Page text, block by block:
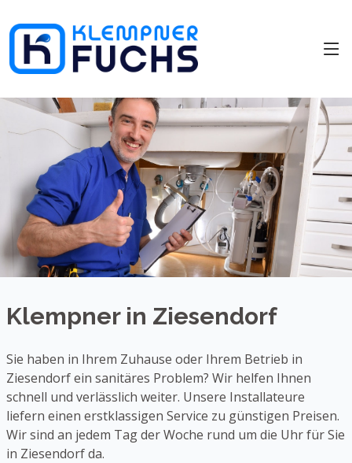
Klempner in Ziesendorf
Sie haben in Ihrem Zuhause oder Ihrem Betrieb in
Ziesendorf ein sanitäres Problem? Wir helfen Ihnen
schnell und verlässlich weiter. Unsere Installateure
liefern einen erstklassigen Service zu günstigen Preisen.
Wir sind an jedem Tag der Woche rund um die Uhr für Sie
in Ziesendorf da.